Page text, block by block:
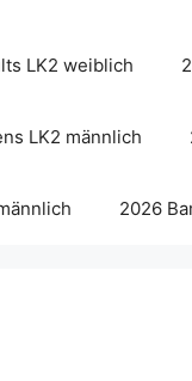
LK2 weiblich
LK2 männlich
2026